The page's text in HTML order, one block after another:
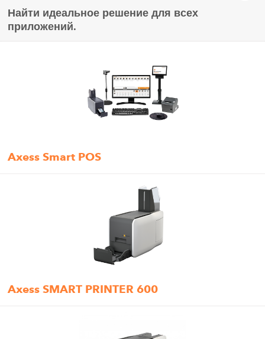
Найти идеальное решение для всех
приложений.
Axess Smart POS
Axess SMART PRINTER 600